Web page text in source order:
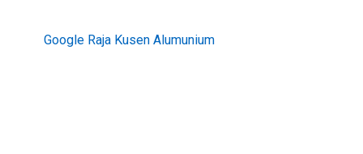
Google Raja Kusen Alumunium